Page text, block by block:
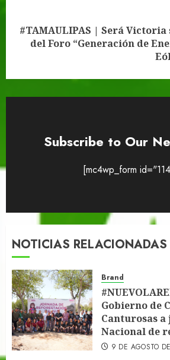
Siguiente
#TAMAULIPAS | Será Victoria
del Foro “Generación de
Subscribe to Our
[mc4wp_form
NOTICIAS RELACIONADAS
Brand
Gobierno de
Canturosas
Nacional de
9 DE AGOSTO